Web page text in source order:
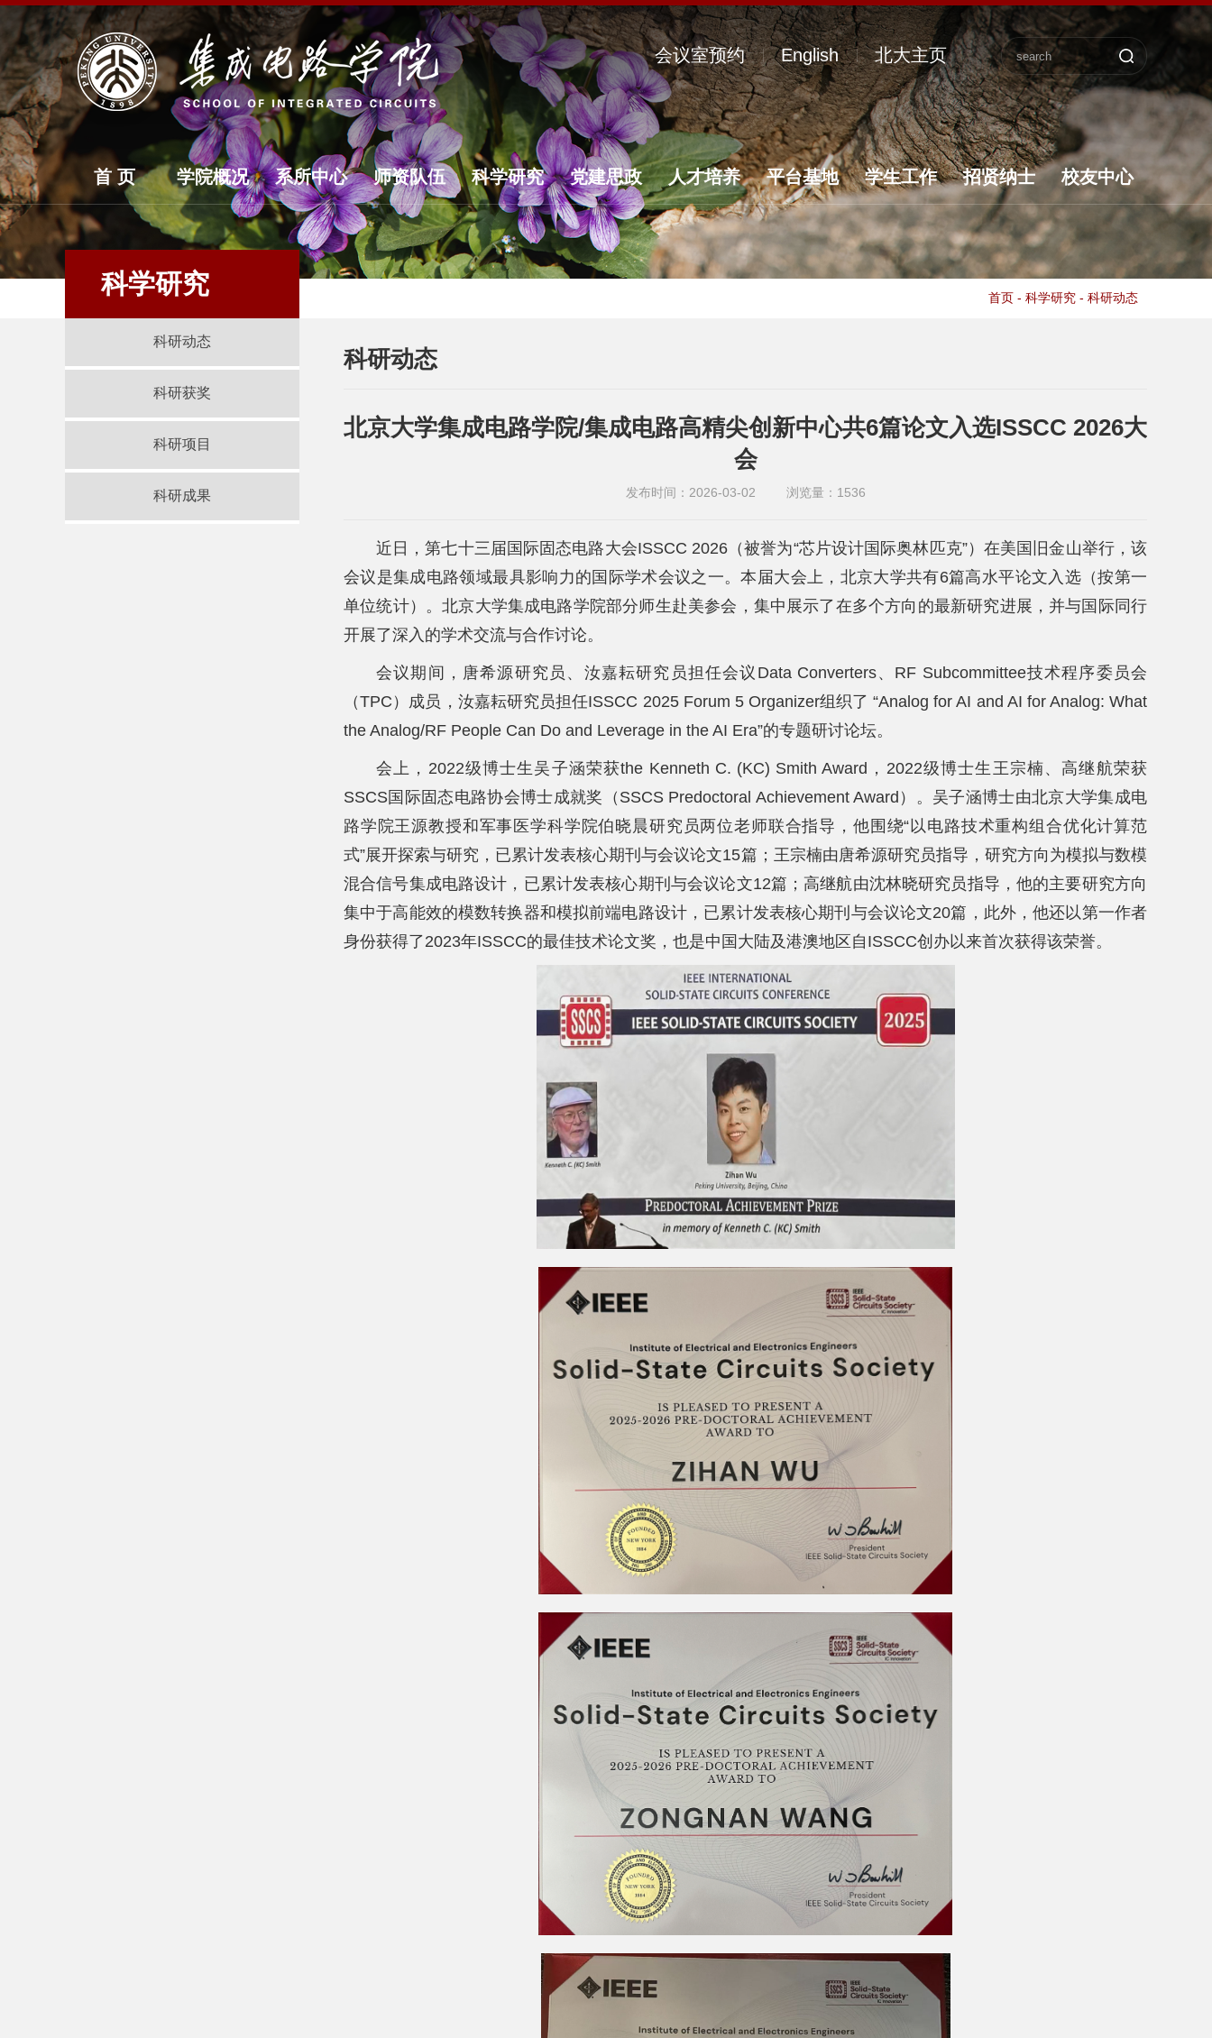
会议室预约 English 北大主页
首 页 学院概况 系所中心 师资队伍 科学研究 党建思政 人才培养 平台基地 学生工作 招贤纳士 校友中心
科学研究
科研动态
科研获奖
科研项目
科研成果
首页 - 科学研究 - 科研动态
科研动态
北京大学集成电路学院/集成电路高精尖创新中心共6篇论文入选ISSCC 2026大
会
发布时间：2026-03-02 浏览量： 1536
近日，第七十三届国际固态电路大会ISSCC 2026（被誉为“芯片设计国际奥林匹克”）在美国旧金山举行，该
会议是集成电路领域最具影响力的国际学术会议之一。本届大会上，北京大学共有6篇高水平论文入选（按第一
单位统计）。北京大学集成电路学院部分师生赴美参会，集中展示了在多个方向的最新研究进展，并与国际同行
开展了深入的学术交流与合作讨论。
会议期间，唐希源研究员、汝嘉耘研究员担任会议Data Converters、RF Subcommittee技术程序委员会
（TPC）成员，汝嘉耘研究员担任ISSCC 2025 Forum 5 Organizer组织了 “Analog for AI and AI for Analog: What
the Analog/RF People Can Do and Leverage in the AI Era”的专题研讨论坛。
会上，2022级博士生吴子涵荣获the Kenneth C. (KC) Smith Award，2022级博士生王宗楠、高继航荣获
SSCS国际固态电路协会博士成就奖（SSCS Predoctoral Achievement Award）。吴子涵博士由北京大学集成电
路学院王源教授和军事医学科学院伯晓晨研究员两位老师联合指导，他围绕“以电路技术重构组合优化计算范
式”展开探索与研究，已累计发表核心期刊与会议论文15篇；王宗楠由唐希源研究员指导，研究方向为模拟与数模
混合信号集成电路设计，已累计发表核心期刊与会议论文12篇；高继航由沈林晓研究员指导，他的主要研究方向
集中于高能效的模数转换器和模拟前端电路设计，已累计发表核心期刊与会议论文20篇，此外，他还以第一作者
身份获得了2023年ISSCC的最佳技术论文奖，也是中国大陆及港澳地区自ISSCC创办以来首次获得该荣誉。